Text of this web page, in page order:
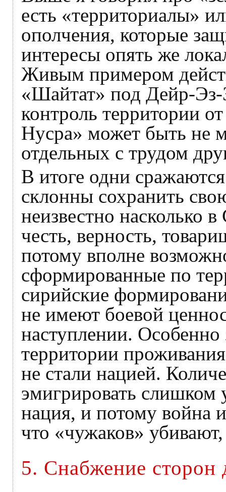
есть «территориалы»
ополчения, которые
интересы опять же
Живым примером
«Шайтат» под Дейр-
контроль территории
Нусра» может быть не
отдельных с трудом
В итоге одни
склонны сохранить
неизвестно насколько
честь, верность,
потому вполне
сформированные по
сирийские
не имеют боевой
наступлении. Особенно
территории
не стали нацией.
эмигрировать
нация, и потому война
что «чужаков»
5. Снабжение сторон